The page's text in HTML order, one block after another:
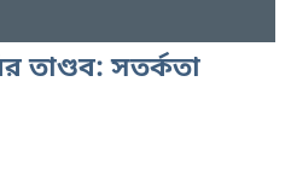
তাণ্ডব: সতর্কতা